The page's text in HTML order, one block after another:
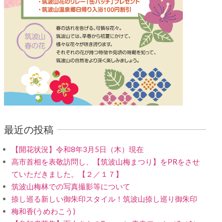
最近の投稿
【開花状況】令和8年3月5日（木）現在
高市首相を表敬訪問し、【筑波山梅まつり】をPRをさせ
ていただきました。【２／１７】
筑波山梅林での写真撮影等について
捺し巡る新しい御朱印スタイル！筑波山捺し巡り御朱印
梅和香(うめわこう)